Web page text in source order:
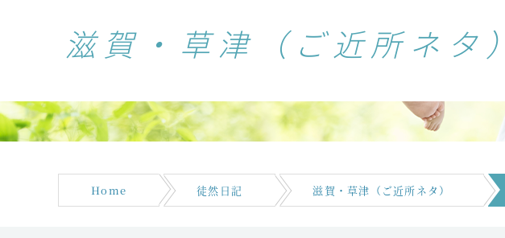
滋賀・草津（ご近所ネタ）
Home 徒然日記 滋賀・草津（ご近所ネタ）